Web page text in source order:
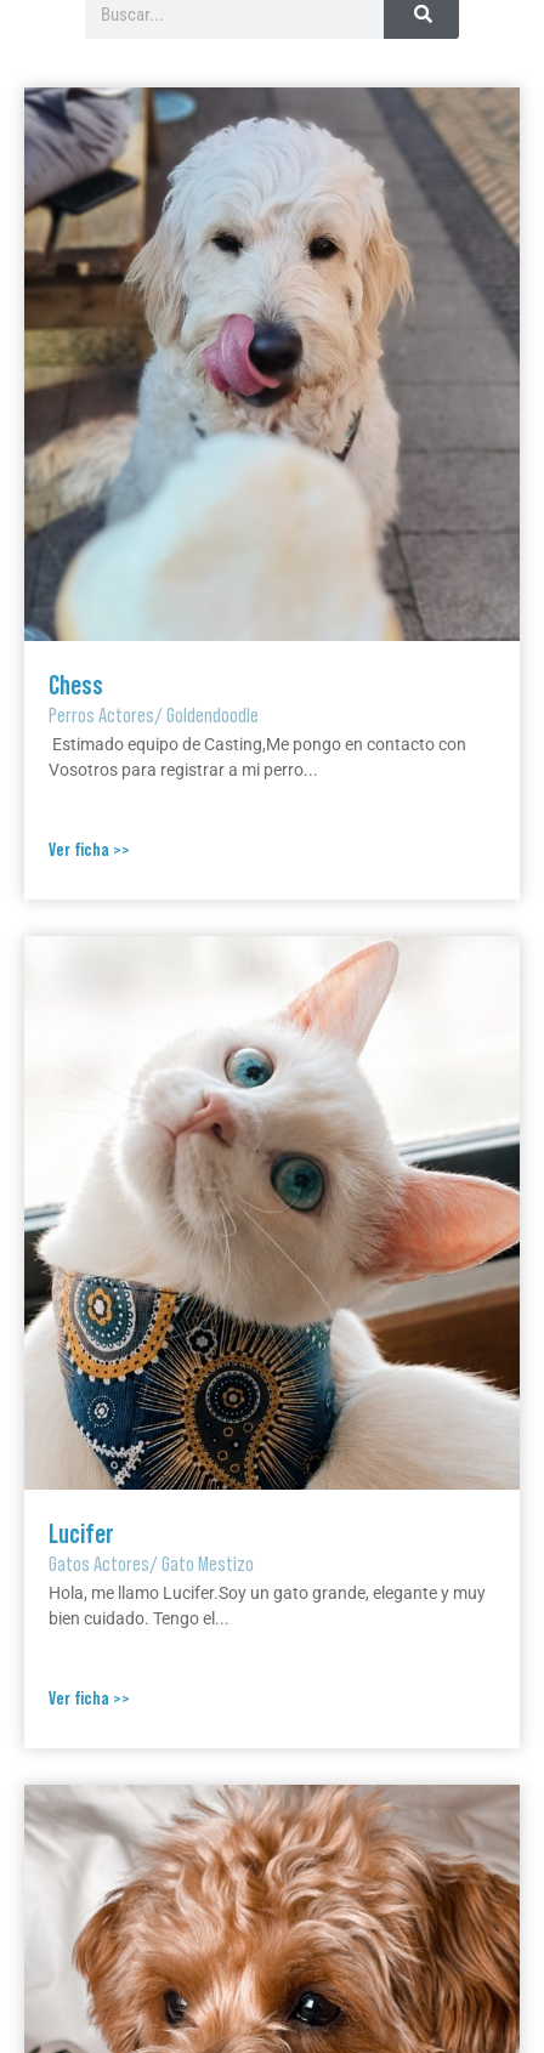
Chess
Perros Actores/Goldendoodle
Estimado equipo de Casting,Me pongo en contacto con
Vosotros para registrar a mi perro...
Ver ficha >>
Lucifer
Gatos Actores/Gato Mestizo
Hola, me llamo Lucifer.Soy un gato grande, elegante y muy
bien cuidado. Tengo el...
Ver ficha >>